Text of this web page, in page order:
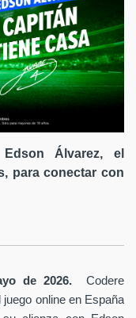
Álvarez, el
para conectar con
de 2026. Codere
online en España